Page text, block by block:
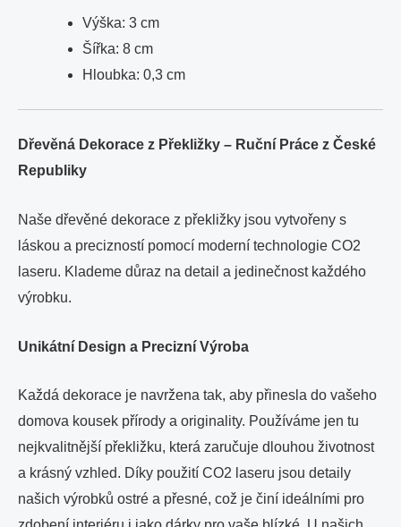
Výška: 3 cm
Šířka: 8 cm
Hloubka: 0,3 cm
Dřevěná Dekorace z Překližky – Ruční Práce z České
Republiky
Naše dřevěné dekorace z překližky jsou vytvořeny s
láskou a precizností pomocí moderní technologie CO2
laseru. Klademe důraz na detail a jedinečnost každého
výrobku.
Unikátní Design a Precizní Výroba
Každá dekorace je navržena tak, aby přinesla do vašeho
domova kousek přírody a originality. Používáme jen tu
nejkvalitnější překližku, která zaručuje dlouhou životnost
a krásný vzhled. Díky použití CO2 laseru jsou detaily
našich výrobků ostré a přesné, což je činí ideálními pro